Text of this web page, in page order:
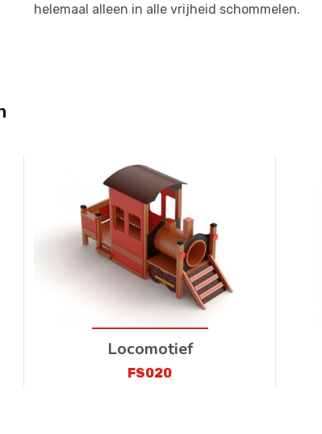
helemaal alleen in alle vrijheid schommelen.
Locomotief
FS020